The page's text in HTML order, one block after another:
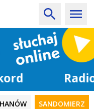
SANDOMIERZ